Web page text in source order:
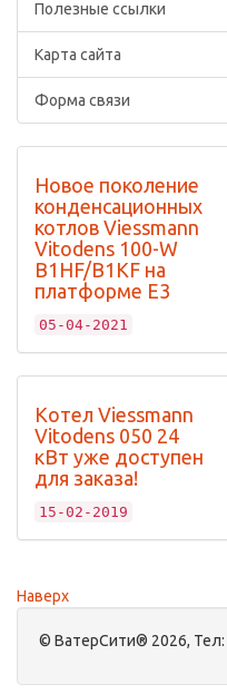
Полезные ссылки
Карта сайта
Форма связи
Новое поколение
конденсационных
котлов Viessmann
Vitodens 100-W
B1HF/B1KF на
платформе Е3
05-04-2021
Котел Viessmann
Vitodens 050 24
кВт уже доступен
для заказа!
15-02-2019
Наверх
© ВатерСити® 2026, Тел: